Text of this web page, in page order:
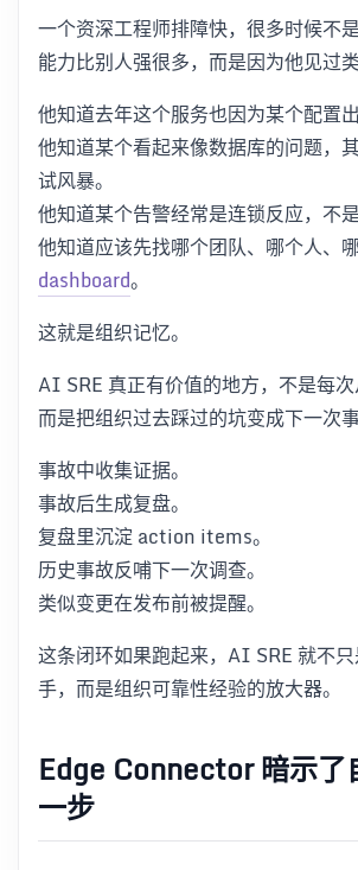
一个资深工程师排障快，很多时候不
能力比别人强很多，而是因为他见过类
他知道去年这个服务也因为某个配置出
他知道某个看起来像数据库的问题，
试风暴。
他知道某个告警经常是连锁反应，不是
他知道应该先找哪个团队、哪个人、
dashboard。
这就是组织记忆。
AI SRE 真正有价值的地方，不是每次
而是把组织过去踩过的坑变成下一次
事故中收集证据。
事故后生成复盘。
复盘里沉淀 action items。
历史事故反哺下一次调查。
类似变更在发布前被提醒。
这条闭环如果跑起来，AI SRE 就不
手，而是组织可靠性经验的放大器。
Edge Connector 暗示了
一步